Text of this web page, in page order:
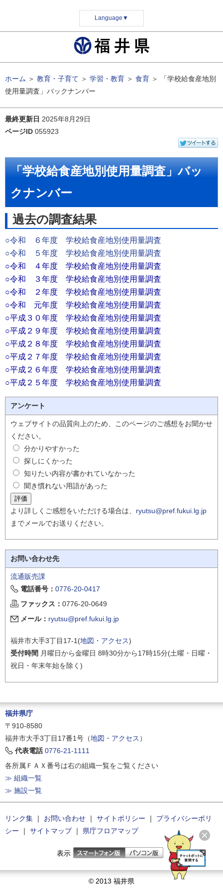
Language ▼
ホーム ＞ 教育・子育て ＞ 学習・教育 ＞ 食育 ＞
「学校給食産地別
使用量調査」バックナンバー
最終更新日 2025年8月29日
ページID 055923
「学校給食産地別使用量調査」バッ
クナンバー
過去の調査結果
○令和 ６年度 学校給食産地別使用量調査
○令和 ５年度 学校給食産地別使用量調査
○令和 ４年度 学校給食産地別使用量調査
○令和 ３年度 学校給食産地別使用量調査
○令和 ２年度 学校給食産地別使用量調査
○令和 元年度 学校給食産地別使用量調査
○平成３０年度 学校給食産地別使用量調査
○平成２９年度 学校給食産地別使用量調査
○平成２８年度 学校給食産地別使用量調査
○平成２７年度 学校給食産地別使用量調査
○平成２６年度 学校給食産地別使用量調査
○平成２５年度 学校給食産地別使用量調査
アンケート
ウェブサイトの品質向上のため、このページのご感想をお聞かせ
ください。
分かりやすかった
探しにくかった
知りたい内容が書かれていなかった
聞き慣れない用語があった
より詳しくご感想をいただける場合は、 ryutsu@pref.fukui.lg.jp
までメールでお送りください。
お問い合わせ先
流通販売課
電話番号： 0776-20-0417
ファックス： 0776-20-0649
メール： ryutsu@pref.fukui.lg.jp
福井市大手3丁目17-1(地図・アクセス)
受付時間 月曜日から金曜日 8時30分から17時15分(土曜・日曜・
祝日・年末年始を除く)
福井県庁
〒910-8580
福井市大手3丁目17番1号（地図・アクセス ）
代表電話 0776-21-1111
各所属ＦＡＸ番号は右の組織一覧をご覧ください
≫ 組織一覧
≫ 施設一覧
リンク集 ｜ お問い合わせ ｜ サイトポリシー ｜
プライバシーポリ
シー ｜ サイトマップ｜ 県庁フロアマップ
表示
© 2013 福井県